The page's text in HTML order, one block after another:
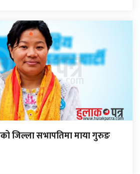
जिल्ला सभापतिमा माया गुरुङ